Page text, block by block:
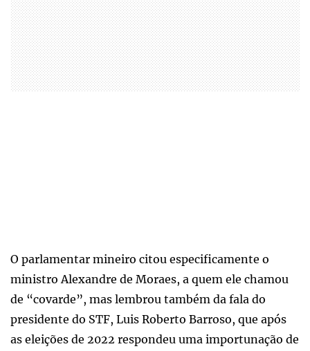
O parlamentar mineiro citou especificamente o
ministro Alexandre de Moraes, a quem ele chamou
de “covarde”, mas lembrou também da fala do
presidente do STF, Luis Roberto Barroso, que após
as eleições de 2022 respondeu uma importunação de